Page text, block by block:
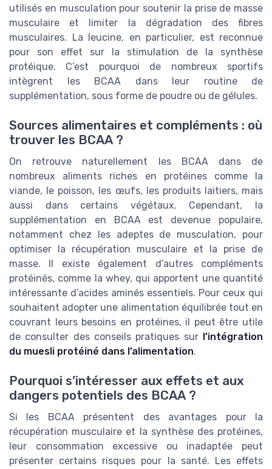
utilisés en musculation pour soutenir la prise de masse
musculaire et limiter la dégradation des fibres
musculaires. La leucine, en particulier, est reconnue
pour son effet sur la stimulation de la synthèse
protéique. C’est pourquoi de nombreux sportifs
intègrent les BCAA dans leur routine de
supplémentation, sous forme de poudre ou de gélules.
Sources alimentaires et compléments : où
trouver les BCAA ?
On retrouve naturellement les BCAA dans de
nombreux aliments riches en protéines comme la
viande, le poisson, les œufs, les produits laitiers, mais
aussi dans certains végétaux. Cependant, la
supplémentation en BCAA est devenue populaire,
notamment chez les adeptes de musculation, pour
optimiser la récupération musculaire et la prise de
masse. Il existe également d’autres compléments
protéinés, comme la whey, qui apportent une quantité
intéressante d’acides aminés essentiels. Pour ceux qui
souhaitent adopter une alimentation équilibrée tout en
couvrant leurs besoins en protéines, il peut être utile
de consulter des conseils pratiques sur l’intégration
du muesli protéiné dans l’alimentation.
Pourquoi s’intéresser aux effets et aux
dangers potentiels des BCAA ?
Si les BCAA présentent des avantages pour la
récupération musculaire et la synthèse des protéines,
leur consommation excessive ou inadaptée peut
présenter certains risques pour la santé. Les effets